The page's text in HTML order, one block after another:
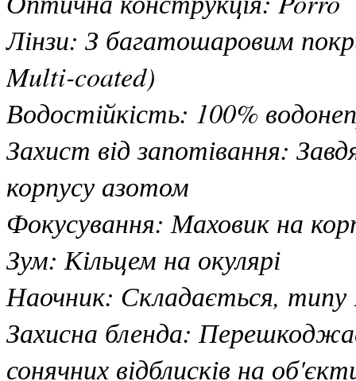
Лінзи: З багатошаровим
Multi-coated)
Водостійкість: 100%
Захист від запотівання:
корпусу азотом
Фокусування: Маховик на
Зум: Кільцем на окулярі
Наочник: Складається, типу
Захисна бленда:
сонячних відблисків на